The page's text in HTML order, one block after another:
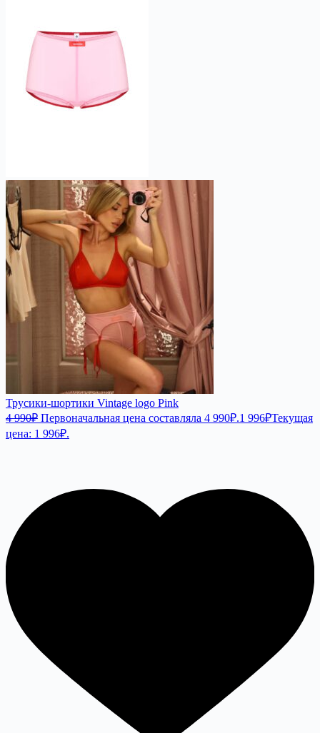
Трусики-шортики Vintage logo Pink
4 990₽ Первоначальная цена составляла 4 990₽.1 996₽Текущая
цена: 1 996₽.